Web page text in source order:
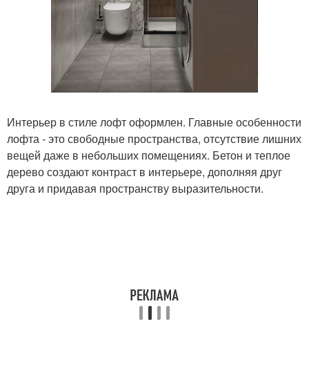
Интерьер в стиле лофт оформлен. Главные особенности
лофта - это свободные пространства, отсутствие лишних
вещей даже в небольших помещениях. Бетон и теплое
дерево создают контраст в интерьере, дополняя друг
друга и придавая пространству выразительности.